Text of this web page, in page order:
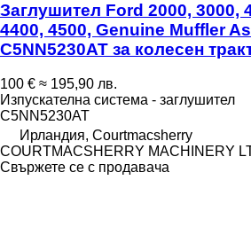
Заглушител Ford 2000, 3000,
4400, 4500, Genuine Muffler
C5NN5230AT за колесен
100 € ≈ 195,90 лв.
Изпускателна система - заглушител
C5NN5230AT
Ирландия, Courtmacsherry
COURTMACSHERRY MACHINERY
Свържете се с продавача